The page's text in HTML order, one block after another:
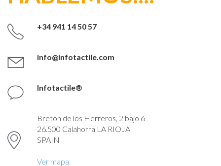
+34 941 14 50 57
info@infotactile.com
Infotactile®
Bretón de los Herreros, 2 bajo 6
26.500 Calahorra LA RIOJA
SPAIN
Ver mapa.